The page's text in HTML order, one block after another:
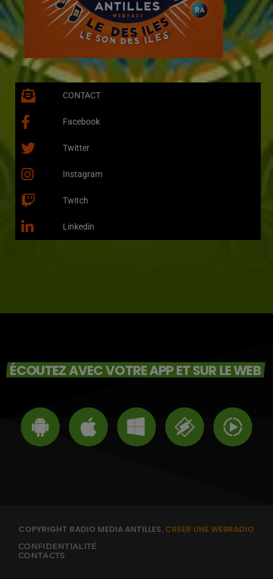
CONTACT
Facebook
Twitter
Instagram
Twitch
Linkedin
ÉCOUTEZ AVEC VOTRE APP ET SUR LE WEB
COPYRIGHT RADIO MEDIA ANTILLES. CREER UNE WEBRADIO
CONFIDENTIALITÉ
CONTACTS